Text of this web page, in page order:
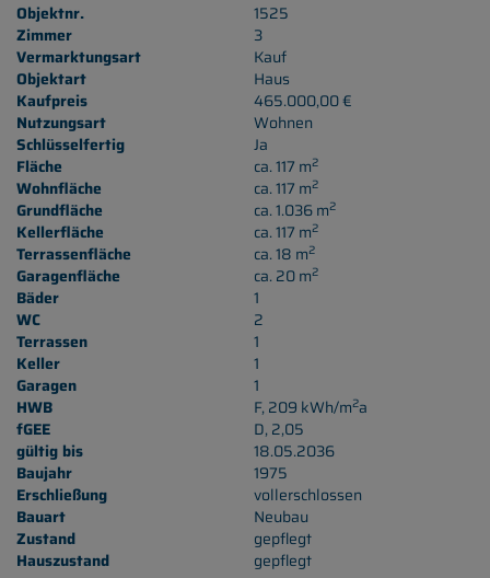
Objektnr.
1525
Zimmer
3
Vermarktungsart
Kauf
Objektart
Haus
Kaufpreis
465.000,00 €
Nutzungsart
Wohnen
Schlüsselfertig
Ja
Fläche
ca. 117 m2
Wohnfläche ca. 117 m2
Grundfläche ca. 1.036 m2
Kellerfläche ca. 117 m2
Terrassenfläche ca. 18 m2
Garagenfläche ca. 20 m2
Bäder
1
WC
2
Terrassen
1
Keller
1
Garagen
1
HWB
F, 209 kWh/m2a
fGEE
D, 2,05
gültig bis
18.05.2036
Baujahr
1975
Erschließung
vollerschlossen
Bauart
Neubau
Zustand
gepflegt
Hauszustand
gepflegt